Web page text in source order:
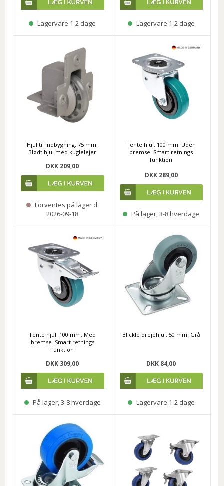
Lagervare 1-2 dage Lagervare 1-2 dage
Hjul til indbygning. 75 mm.
Blødt hjul med kuglelejer
DKK 209,00
Forventes på lager d.
2026-09-18
Tente hjul. 100 mm. Uden
bremse. Smart retnings
funktion
DKK 289,00
På lager, 3-8 hverdage
Tente hjul. 100 mm. Med
bremse. Smart retnings
funktion
DKK 309,00
På lager, 3-8 hverdage
Blickle drejehjul. 50 mm. Grå
DKK 84,00
Lagervare 1-2 dage